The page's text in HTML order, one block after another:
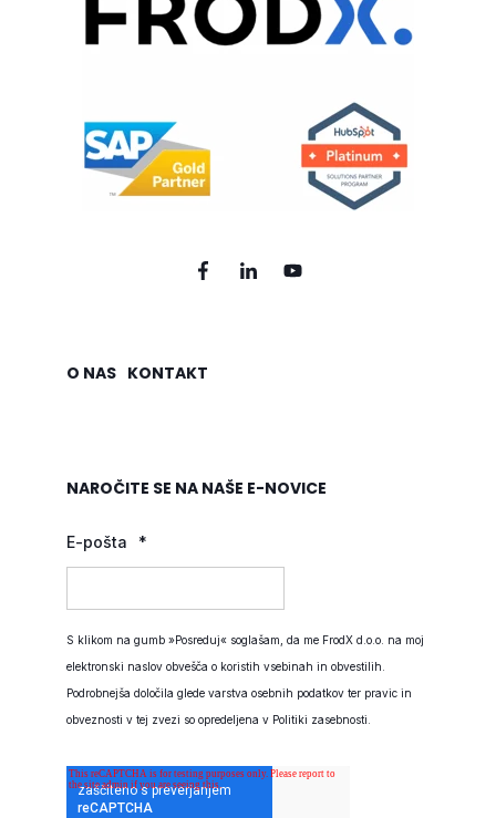
O NAS KONTAKT
NAROČITE SE NA NAŠE E-NOVICE
E-pošta *
S klikom na gumb »Posreduj« soglašam, da me FrodX d.o.o. na moj
elektronski naslov obvešča o koristih vsebinah in obvestilih.
Podrobnejša določila glede varstva osebnih podatkov ter pravic in
obveznosti v tej zvezi so opredeljena v Politiki zasebnosti